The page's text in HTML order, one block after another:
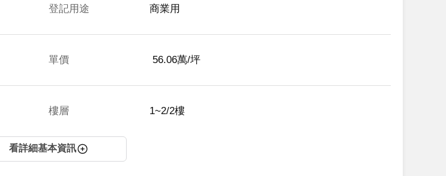
登記用途
商業用
單價 56.06萬/坪
樓層 1~2/2樓
看詳細基本資訊